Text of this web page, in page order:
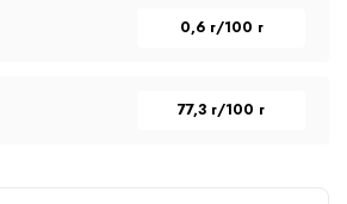
0,6 г/100 г
77,3 г/100 г